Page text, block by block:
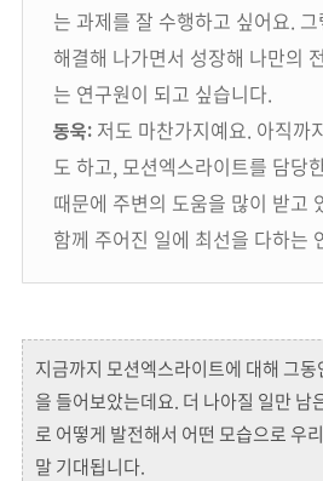
는 과제를 잘 수행하고 싶어요.
해결해 나가면서 성장해 나만의
는 연구원이 되고 싶습니다.
동욱: 저도 마찬가지예요. 아직까
도 하고, 모션엑스라이트를 담당
때문에 주변의 도움을 많이 받고
함께 주어진 일에 최선을 다하는
지금까지 모션엑스라이트에 대해 그
을 들어보았는데요. 더 나아질 일만 남
로 어떻게 발전해서 어떤 모습으로 우
말 기대됩니다.